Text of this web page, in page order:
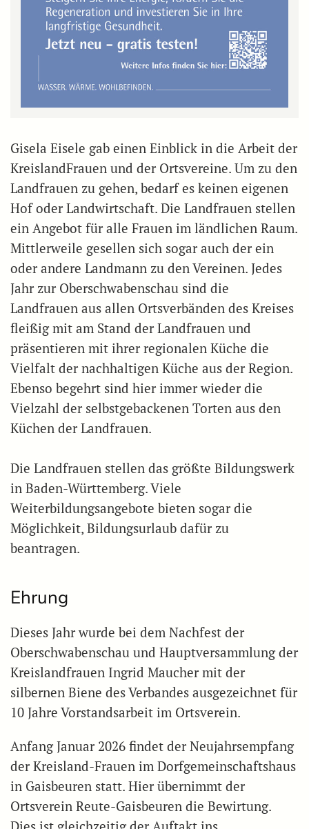
Gisela Eisele gab einen Einblick in die Arbeit der
KreislandFrauen und der Ortsvereine. Um zu den
Landfrauen zu gehen, bedarf es keinen eigenen
Hof oder Landwirtschaft. Die Landfrauen stellen
ein Angebot für alle Frauen im ländlichen Raum.
Mittlerweile gesellen sich sogar auch der ein
oder andere Landmann zu den Vereinen. Jedes
Jahr zur Oberschwabenschau sind die
Landfrauen aus allen Ortsverbänden des Kreises
fleißig mit am Stand der Landfrauen und
präsentieren mit ihrer regionalen Küche die
Vielfalt der nachhaltigen Küche aus der Region.
Ebenso begehrt sind hier immer wieder die
Vielzahl der selbstgebackenen Torten aus den
Küchen der Landfrauen.
Die Landfrauen stellen das größte Bildungswerk
in Baden-Württemberg. Viele
Weiterbildungsangebote bieten sogar die
Möglichkeit, Bildungsurlaub dafür zu
beantragen.
Ehrung
Dieses Jahr wurde bei dem Nachfest der
Oberschwabenschau und Hauptversammlung der
Kreislandfrauen Ingrid Maucher mit der
silbernen Biene des Verbandes ausgezeichnet für
10 Jahre Vorstandsarbeit im Ortsverein.
Anfang Januar 2026 findet der Neujahrsempfang
der Kreisland-Frauen im Dorfgemeinschaftshaus
in Gaisbeuren statt. Hier übernimmt der
Ortsverein Reute-Gaisbeuren die Bewirtung.